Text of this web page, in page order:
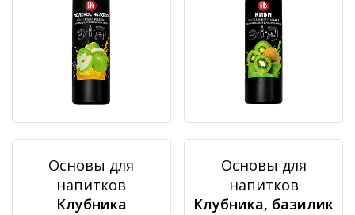
Основы для
напитков
Клубника
Основы для
напитков
Клубника, базилик